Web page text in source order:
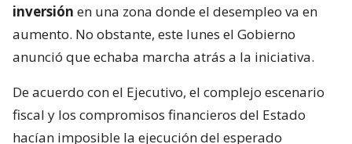
inversión en una zona donde el desempleo va en
aumento. No obstante, este lunes el Gobierno
anunció que echaba marcha atrás a la iniciativa.
De acuerdo con el Ejecutivo, el complejo escenario
fiscal y los compromisos financieros del Estado
hacían imposible la ejecución del esperado